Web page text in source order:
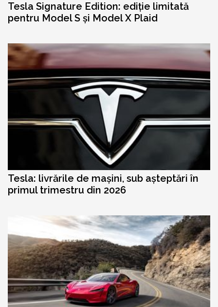
Tesla Signature Edition: ediție limitată
pentru Model S și Model X Plaid
Tesla: livrările de mașini, sub așteptări în
primul trimestru din 2026